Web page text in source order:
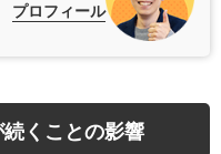
プロフィール
くことの影響